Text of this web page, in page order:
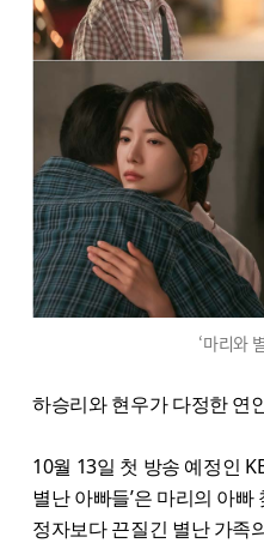
‘마리와
하승리와 현우가 다정한 연
10월 13일 첫 방송 예정인
별난 아빠들’은 마리의 아
정자보다 끈질긴 별난 가족